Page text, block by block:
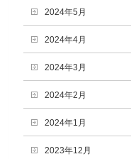
2024年5月
2024年4月
2024年3月
2024年2月
2024年1月
2023年12月